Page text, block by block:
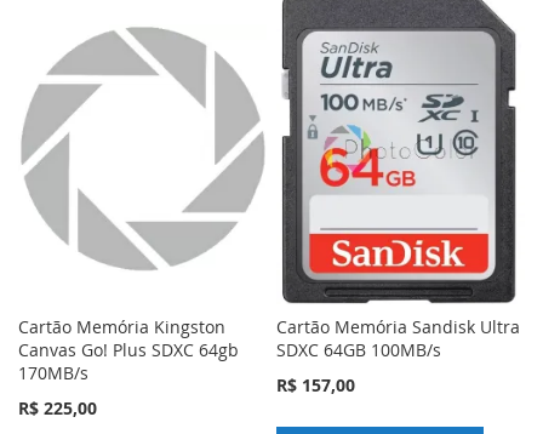
LISTA
DE
DESEJOS
COMPARAR
LISTA
DE
DESEJOS
PARA
COMPARAR
Cartão Memória Kingston
Canvas Go! Plus SDXC 64gb
170MB/s
R$ 225,00
Cartão Memória Sandisk Ultra
SDXC 64GB 100MB/s
R$ 157,00